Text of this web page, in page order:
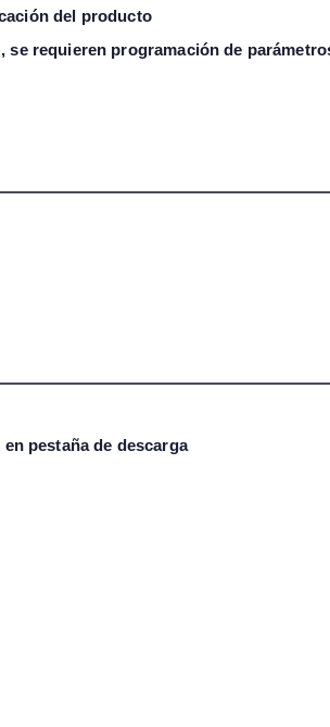
del producto
se requieren programación de
pestaña de descarga